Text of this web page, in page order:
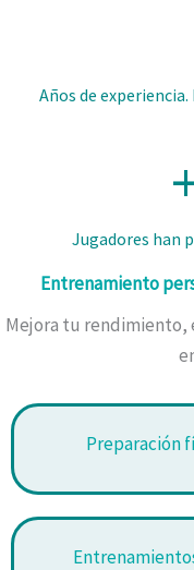
Años de experiencia.
Jugadores han
Entrenamiento
Mejora tu rendimiento,
Preparación